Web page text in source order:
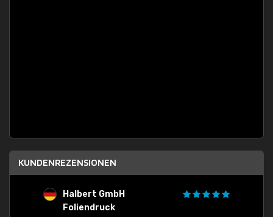
KUNDENREZENSIONEN
Halbert GmbH
Foliendruck